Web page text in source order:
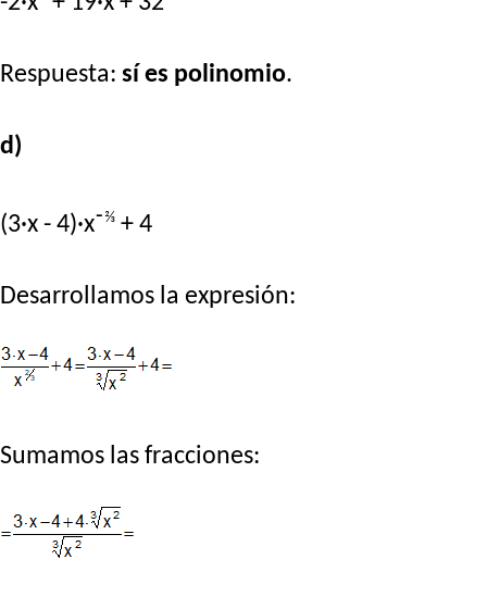
Respuesta: sí es polinomio.
d)
(3·x - 4)·x⁻ ⅔ + 4
Desarrollamos la expresión:
Sumamos las fracciones: